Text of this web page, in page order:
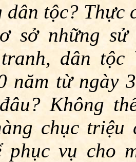
dân tộc? Thực
sở những
dân
năm từ ngày
Không
chục
phục vụ cho